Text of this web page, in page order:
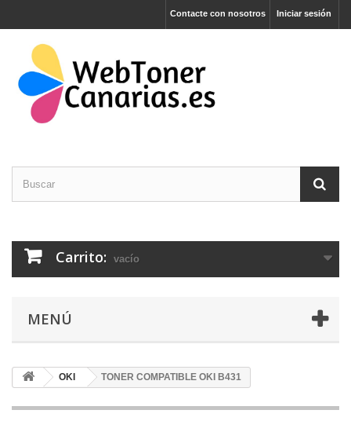
Iniciar sesión
Contacte con nosotros
Carrito: vacío
MENÚ
OKI TONER COMPATIBLE OKI B431